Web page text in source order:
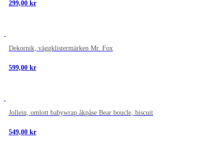
299,00 kr
Dekornik, väggklistermärken Mr. Fox
599,00 kr
Jollein, omlott babywrap åkpåse Bear boucle, biscuit
549,00 kr